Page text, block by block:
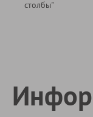
столбы"